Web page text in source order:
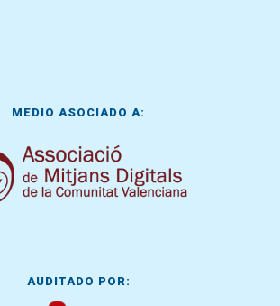
MEDIO ASOCIADO A:
AUDITADO POR: